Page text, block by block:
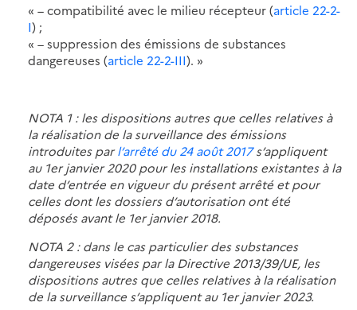
« – compatibilité avec le milieu récepteur (article 22-2-
I) ;
« – suppression des émissions de substances
dangereuses (article 22-2-III). »
NOTA 1 : les dispositions autres que celles relatives à
la réalisation de la surveillance des émissions
introduites parl’arrêté du 24 août 2017s’appliquent
au 1er janvier 2020 pour les installations existantes à la
date d’entrée en vigueur du présent arrêté et pour
celles dont les dossiers d’autorisation ont été
déposés avant le 1er janvier 2018.
NOTA 2 : dans le cas particulier des substances
dangereuses visées parla Directive 2013/39/UE, les
dispositions autres que celles relatives à la réalisation
de la surveillance s’appliquent au 1er janvier 2023.